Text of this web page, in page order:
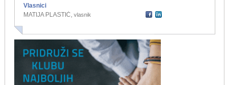
Vlasnici
MATIJA PLASTIĆ, vlasnik